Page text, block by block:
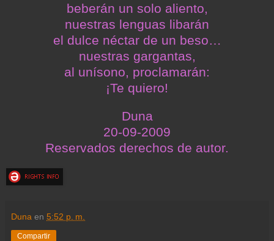
beberán un solo aliento,
nuestras lenguas libarán
el dulce néctar de un beso…
nuestras gargantas,
al unísono, proclamarán:
¡Te quiero!
Duna
20-09-2009
Reservados derechos de autor.
Duna en 5:52 p. m.
Compartir